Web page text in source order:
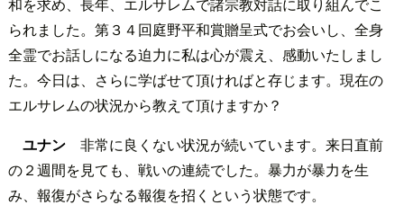
和を求め、長年、エルサレムで諸宗教対話に取り組んでこ
られました。第３４回庭野平和賞贈呈式でお会いし、全身
全霊でお話しになる迫力に私は心が震え、感動いたしまし
た。今日は、さらに学ばせて頂ければと存じます。現在の
エルサレムの状況から教えて頂けますか？
ユナン非常に良くない状況が続いています。来日直前
の２週間を見ても、戦いの連続でした。暴力が暴力を生
み、報復がさらなる報復を招くという状態です。